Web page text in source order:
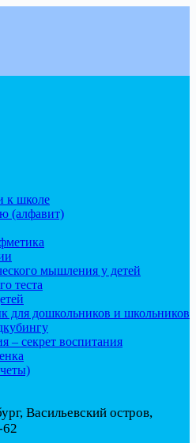
к школе
(алфавит)
мышления у детей
теста
для дошкольников и школьников
– секрет воспитания
Васильевский остров,
62